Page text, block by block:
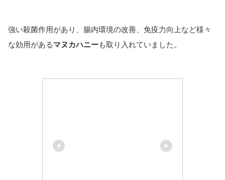
強い殺菌作用があり、腸内環境の改善、免疫力向上など様々
な効用があるマヌカハニーも取り入れていました。